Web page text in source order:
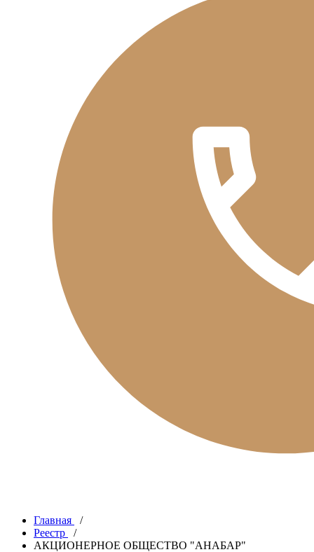
Главная
/
Реестр
/
АКЦИОНЕРНОЕ ОБЩЕСТВО "АНАБАР"